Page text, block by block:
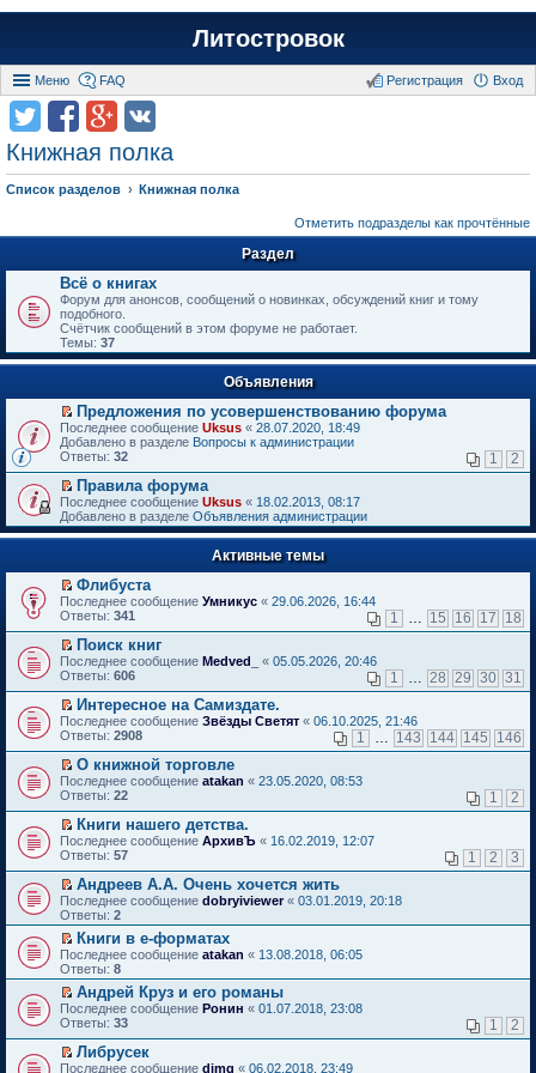
Литостровок
Меню FAQ Вход
Регистрация
Книжная полка
Список разделов Книжная полка
Отметить подразделы как прочтённые
Раздел
Всё о книгах
Форум для анонсов, сообщений о новинках, обсуждений книг и тому
подобного.
Счётчик сообщений в этом форуме не работает.
Темы: 37
Объявления
П
е
р
й
т
и
к
п
в
о
м
у
н
е
п
р
о
ч
и
т
а
н
н
о
м
у
с
о
о
б
щ
е
н
и
ю
Предложения по усовершенствованию форума
Последнее сообщение Uksus « 28.07.2020, 18:49
Добавлено в разделе Вопросы к администрации
Ответы: 32 1 2
П
е
р
е
т
и
к
п
р
в
о
м
у
н
е
п
р
о
ч
и
т
а
н
н
о
м
у
с
о
о
б
щ
е
н
и
ю
Правила форума
Последнее сообщение Uksus « 18.02.2013, 08:17
Добавлено в разделе Объявления администрации
Активные темы
П
е
е
й
т
и
к
п
е
р
в
о
м
у
н
е
п
р
о
ч
и
т
а
н
н
о
м
у
с
о
о
б
Флибуста
Последнее сообщение Умникус « 29.06.2026, 16:44
Ответы: 341 1 … 15 16 17 18
П
е
е
й
т
и
к
п
е
р
в
о
м
у
н
е
п
р
о
ч
и
т
а
н
н
о
м
у
Поиск книг
Последнее сообщение Medved_ « 05.05.2026, 20:46
Ответы: 606 1 … 28 29 30 31
П
е
е
й
т
и
к
п
е
р
в
о
м
у
н
е
п
р
о
ч
и
а
н
Интересное на Самиздате.
Последнее сообщение Звёзды Светят « 06.10.2025, 21:46
Ответы: 2908 1 … 143 144 145 146
П
е
е
й
т
и
к
п
е
р
в
о
м
у
н
е
п
р
о
ч
О книжной торговле
Последнее сообщение atakan « 23.05.2020, 08:53
Ответы: 22 1 2
П
е
е
й
т
и
п
е
р
в
о
м
у
н
е
Книги нашего детства.
Последнее сообщение АрхивЪ « 16.02.2019, 12:07
Ответы: 57 1 2 3
П
е
р
е
й
т
и
к
п
е
р
в
о
Андреев А.А. Очень хочется жить
Последнее сообщение dobryiviewer« 03.01.2019, 20:18
Ответы: 2
П
е
р
е
й
т
и
к
п
Книги в е-форматах
Последнее сообщение atakan « 13.08.2018, 06:05
Ответы: 8
П
е
е
й
Андрей Круз и его романы
Последнее сообщение Ронин « 01.07.2018, 23:08
Ответы: 33 1 2
П
Либрусек
Последнее сообщение dimg « 06.02.2018, 23:49